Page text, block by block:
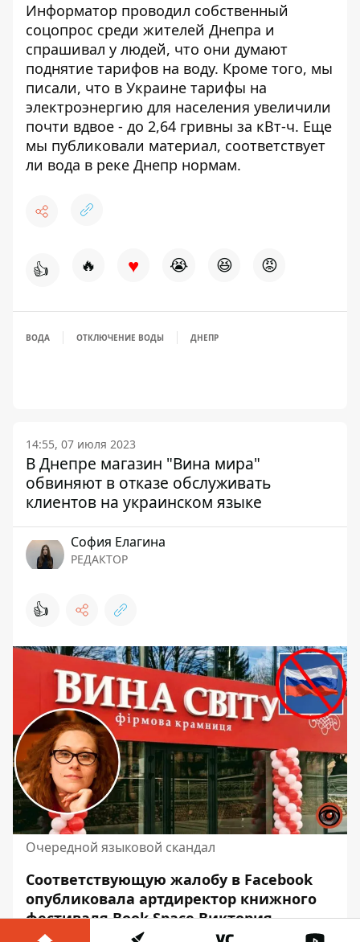
Информатор проводил собственный
соцопрос среди жителей Днепра и
спрашивал у людей, что они думают
поднятие тарифов на воду. Кроме того, мы
писали, что в Украине тарифы на
электроэнергию для населения увеличили
почти вдвое - до 2,64 гривны за кВт-ч. Еще
мы публиковали материал, соответствует
ли вода в реке Днепр нормам.
👍 🔥 ♥ 😭 😆 😡
ВОДА ОТКЛЮЧЕНИЕ ВОДЫ ДНЕПР
14:55, 07 июля 2023
В Днепре магазин "Вина мира"
обвиняют в отказе обслуживать
клиентов на украинском языке
София Елагина
РЕДАКТОР
👍
Очередной языковой скандал
Соответствующую жалобу в Facebook
опубликовала артдиректор книжного
фестиваля Book Space Виктория
Нарижная. По ее словам, двое